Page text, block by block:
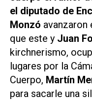
el diputado de
Monzó avanzaron
que este y Juan
kirchnerismo,
lugares por la
Cuerpo, Martín
para sacarle una